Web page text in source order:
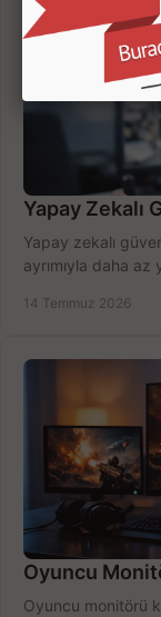
Yapay Zekalı
Yapay zekalı
ayrımıyla daha az
14 Temmuz 2026
Oyuncu
Oyuncu monitörü